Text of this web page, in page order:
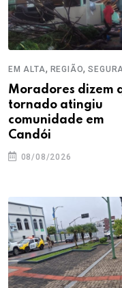
EM ALTA, REGIÃO,
Moradores dizem
tornado atingiu
comunidade em
Candói
08/08/2026